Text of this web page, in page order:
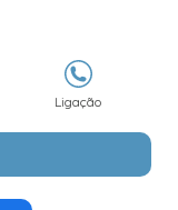
Ligação